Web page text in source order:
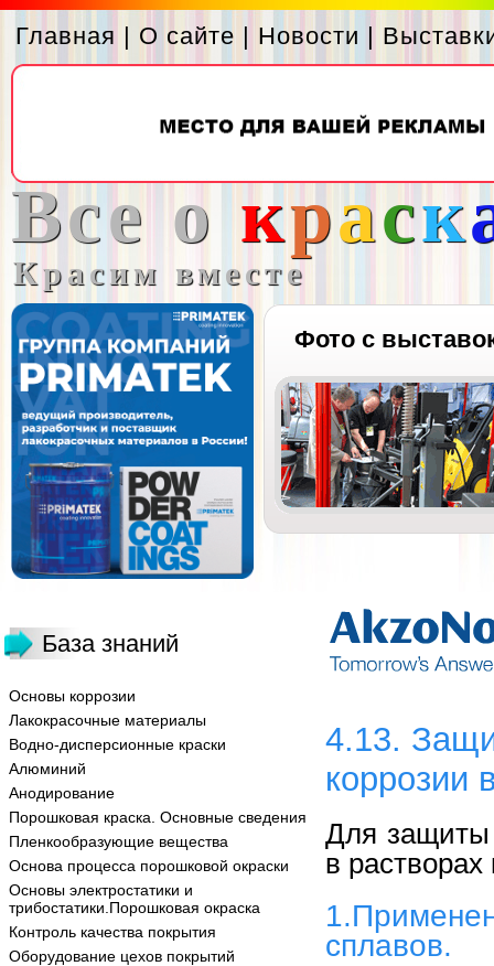
Главная | О сайте | Новости |
Все о краск
Красим вместе
Фото с
База знаний
Основы коррозии
Лакокрасочные материалы
Водно-дисперсионные краски
Алюминий
Анодирование
Порошковая краска. Основные сведения
Пленкообразующие вещества
Основа процесса порошковой окраски
Основы электростатики и
трибостатики.Порошковая окраска
Контроль качества покрытия
Оборудование цехов покрытий
4.13.
коррозии
Для защиты
в растворах
сплавов.